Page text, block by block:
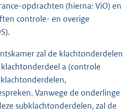
opdrachten (hierna: ViO) en
controle- en overige
zal de klachtonderdelen
a (controle
Vanwege de onderlinge
subklachtonderdelen, zal de